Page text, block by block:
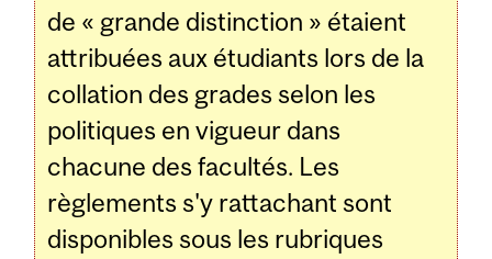
de « grande distinction » étaient
attribuées aux étudiants lors de la
collation des grades selon les
politiques en vigueur dans
chacune des facultés. Les
règlements s'y rattachant sont
disponibles sous les rubriques